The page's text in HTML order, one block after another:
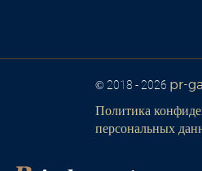
© 2018 - 2026 pr-
Политика
персональных